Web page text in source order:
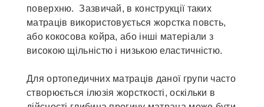
поверхню. Зазвичай, в конструкції таких
матраців використовується жорстка повсть,
або кокосова койра, або інші матеріали з
високою щільністю і низькою еластичністю.
Для ортопедичних матраців даної групи часто
створюється ілюзія жорсткості, оскільки в